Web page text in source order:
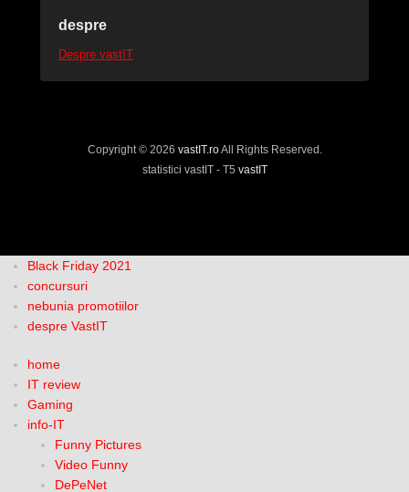
despre
Despre vastIT
Copyright © 2026 vastIT.roAll Rights Reserved.
statistici vastIT - T5 vastIT
Black Friday 2021
concursuri
nebunia promotiilor
despre VastIT
home
IT review
Gaming
info-IT
Funny Pictures
Video Funny
DePeNet